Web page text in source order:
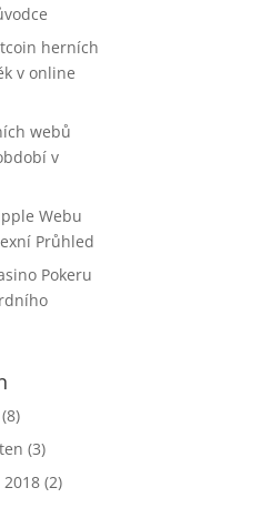
herních
v online
webů
v
Webu
Průhled
Pokeru
(8)
(3)
(2)